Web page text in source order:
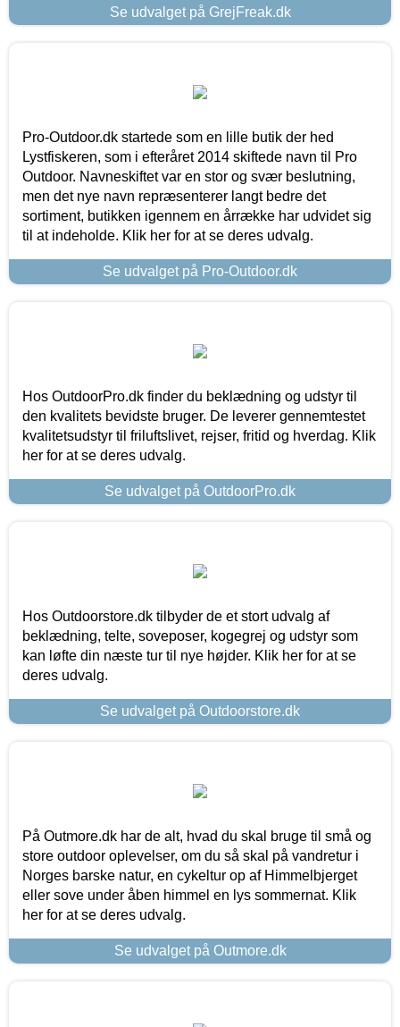
Se udvalget på GrejFreak.dk
Pro-Outdoor.dk startede som en lille butik der hed
Lystfiskeren, som i efteråret 2014 skiftede navn til Pro
Outdoor. Navneskiftet var en stor og svær beslutning,
men det nye navn repræsenterer langt bedre det
sortiment, butikken igennem en årrække har udvidet sig
til at indeholde. Klik her for at se deres udvalg.
Se udvalget på Pro-Outdoor.dk
Hos OutdoorPro.dk finder du beklædning og udstyr til
den kvalitets bevidste bruger. De leverer gennemtestet
kvalitetsudstyr til friluftslivet, rejser, fritid og hverdag. Klik
her for at se deres udvalg.
Se udvalget på OutdoorPro.dk
Hos Outdoorstore.dk tilbyder de et stort udvalg af
beklædning, telte, soveposer, kogegrej og udstyr som
kan løfte din næste tur til nye højder. Klik her for at se
deres udvalg.
Se udvalget på Outdoorstore.dk
På Outmore.dk har de alt, hvad du skal bruge til små og
store outdoor oplevelser, om du så skal på vandretur i
Norges barske natur, en cykeltur op af Himmelbjerget
eller sove under åben himmel en lys sommernat. Klik
her for at se deres udvalg.
Se udvalget på Outmore.dk